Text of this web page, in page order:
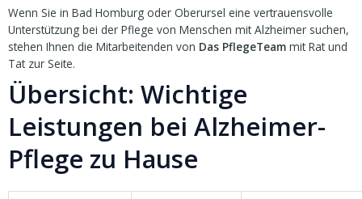
Wenn Sie in Bad Homburg oder Oberursel eine vertrauensvolle
Unterstützung bei der Pflege von Menschen mit Alzheimer suchen,
stehen Ihnen die Mitarbeitenden von Das PflegeTeam mit Rat und
Tat zur Seite.
Übersicht: Wichtige
Leistungen bei Alzheimer-
Pflege zu Hause